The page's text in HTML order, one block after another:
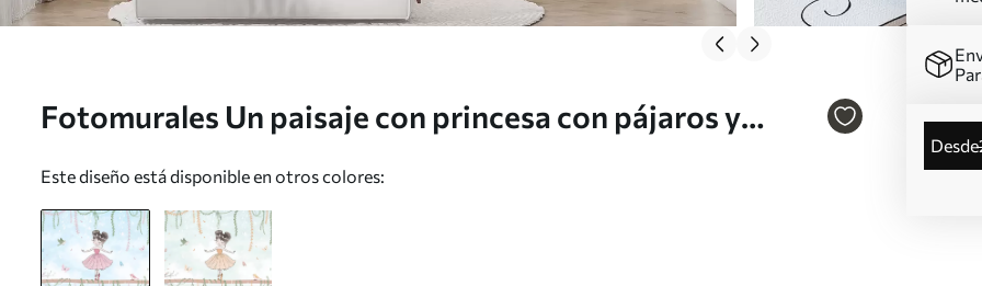
Fotomurales Un paisaje con princesa con pájaros y
Este diseño está disponible en otros colores:
desde